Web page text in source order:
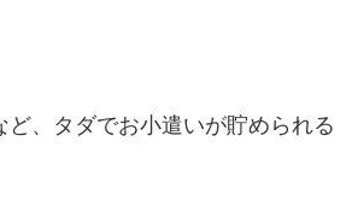
、タダでお小遣いが貯められる